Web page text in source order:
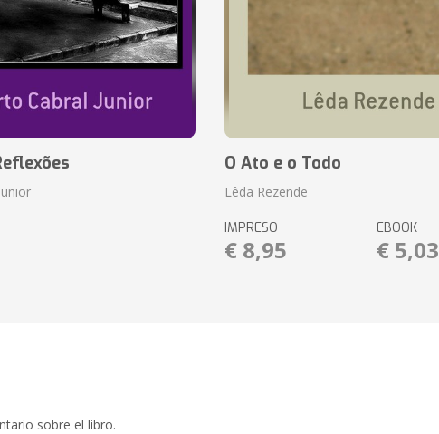
O Ato e o Todo
Lêda Rezende
IMPRESO
€ 8,95
EBOOK
€ 5,03
sobre el libro.